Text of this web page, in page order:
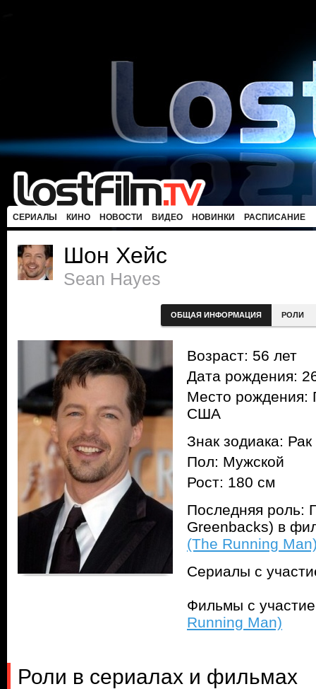
СЕРИАЛЫ КИНО НОВОСТИ ВИДЕО НОВИНКИ РАСПИСАНИЕ
Шон Хейс
Sean Hayes
ОБЩАЯ ИНФОРМАЦИЯ РОЛИ
Возраст: 56 лет
Дата рождения:
Место рождения:
США
Знак зодиака: Рак
Пол: Мужской
Рост: 180 см
Последняя роль:
Greenbacks) в
(The Running
Сериалы с
Фильмы с
Running Man)
Роли в сериалах и фильмах